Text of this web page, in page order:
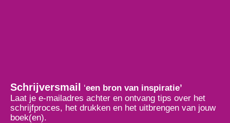
Schrijversmail ‘een bron van inspiratie’
Laat je e-mailadres achter en ontvang tips over het
schrijfproces, het drukken en het uitbrengen van jouw
boek(en).